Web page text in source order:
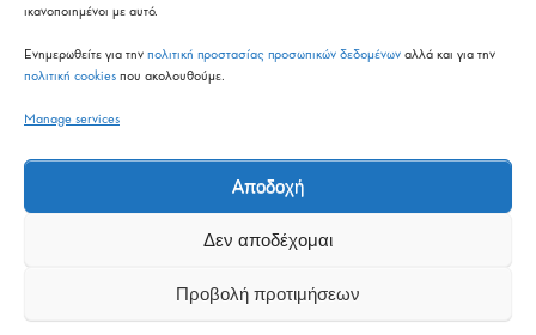
ικανοποιημένοι με αυτό.
Ενημερωθείτε για την πολιτική προστασίας προσωπικών δεδομένων αλλά και για την
πολιτική cookies που ακολουθούμε.
Manage services
Αποδοχή
Δεν αποδέχομαι
Προβολή προτιμήσεων
Φυλλάδιο για την ΕΠΠ
Εργαλεία για μια επιτυχημένη ΕΠΠ